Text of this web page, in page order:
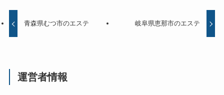
青森県むつ市のエステ 岐阜県恵那市のエステ
運営者情報